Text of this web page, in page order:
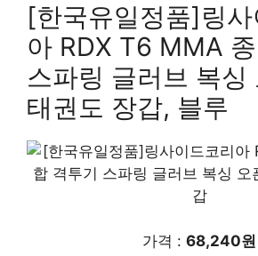
[한국유일정품]링사
아 RDX T6 MMA
스파링 글러브 복싱
태권도 장갑, 블루
가격 : 68,240원